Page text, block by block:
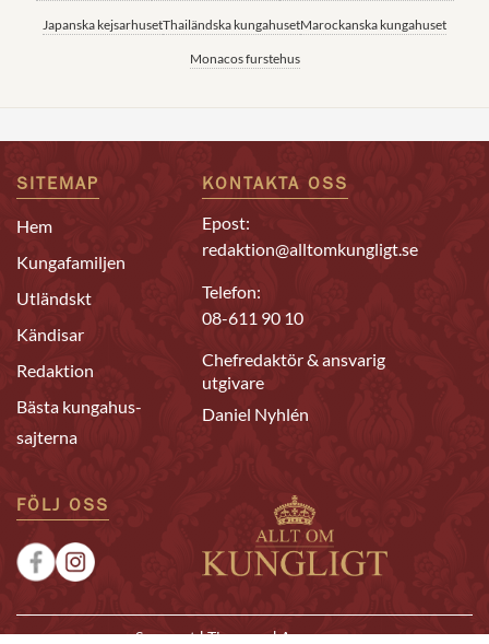
Japanska kejsarhusetThailändska kungahusetMarockanska kungahuset
Monacos furstehus
SITEMAP
Hem
Kungafamiljen
Utländskt
Kändisar
Redaktion
Bästa kungahus-
sajterna
KONTAKTA OSS
Epost:
redaktion@alltomkungligt.se
Telefon:
08-611 90 10
Chefredaktör & ansvarig
utgivare
Daniel Nyhlén
FÖLJ OSS
Sponsrat|Tipsa oss|Annonsera